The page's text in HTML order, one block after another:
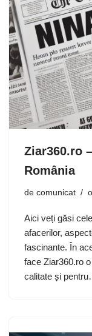
Ziar360.ro
România
de comunicat
Aici veți găsi
afacerilor,
fascinante. În
face Ziar360.ro
calitate și